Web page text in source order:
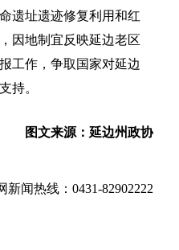
遗址遗迹修复利用和红
因地制宜反映延边老区
工作，争取国家对延边
持。
图文来源：延边州政协
新闻热线：0431-82902222